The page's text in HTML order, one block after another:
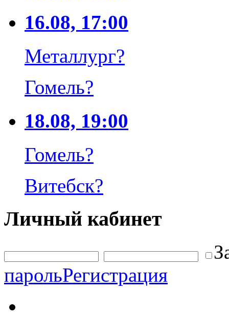
16.08, 17:00
Металлург?
Гомель?
18.08, 19:00
Гомель?
Витебск?
Личный кабинет
парольРегистрация